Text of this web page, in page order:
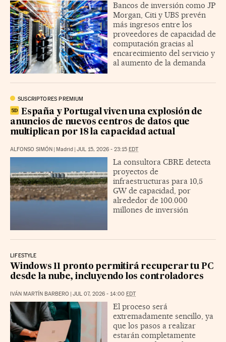
Bancos de inversión como JP
Morgan, Citi y UBS prevén
más ingresos entre los
proveedores de capacidad de
computación gracias al
encarecimiento del servicio y
al aumento de la demanda
SUSCRIPTORES PREMIUM
España y Portugal viven una explosión de
anuncios de nuevos centros de datos que
multiplican por 18 la capacidad actual
ALFONSO SIMÓN Madrid JUL 15, 2026 - 23:15 EDT
La consultora CBRE detecta
proyectos de
infraestructuras para 10,5
GW de capacidad, por
alrededor de 100.000
millones de inversión
LIFESTYLE
Windows 11 pronto permitirá recuperar tu PC
desde la nube, incluyendo los controladores
IVÁN MARTÍN BARBERO JUL 07, 2026 - 14:00 EDT
El proceso será
extremadamente sencillo, ya
que los pasos a realizar
estarán completamente